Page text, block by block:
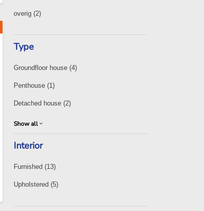
overig (2)
Type
Groundfloor house (4)
Penthouse (1)
Detached house (2)
Show all
Interior
Furnished (13)
Upholstered (5)